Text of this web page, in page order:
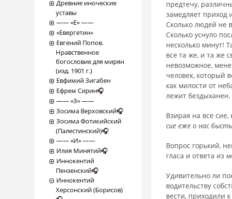
предтечу,
замедляет приход
Сколько людей не
Сколько уснуло
несколько минут!
все та же, и та же
невозможное,
человек, который
как мило­сти от
лежит бездыханен.
Взирая на все сие,
сие еже о нас
Вопрос горький,
гласа и ответа из
Удивительно ли
водительству
вести, приходили
Древние иноческие
уставы
―― «Е» ――
«Евергетин»
Евгений Попов.
Нравственное
богословие для мирян
(изд. 1901 г.)
Евфимий Зигабен
Ефрем Сирин🎧
―― «З» ――
Зосима Верховский🎧
Зосима Фотикийский
(Палестинский)🎧
―― «И» ――
Илия Минятий🎧
Иннокентий
Пензенский🎧
Иннокентий
Херсонский (Борисов)